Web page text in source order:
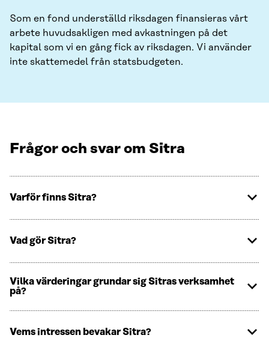
Som en fond underställd riksdagen finansieras vårt
arbete huvudsakligen med avkastningen på det
kapital som vi en gång fick av riksdagen. Vi använder
inte skattemedel från statsbudgeten.
Frågor och svar om Sitra
Varför finns Sitra?
Vad gör Sitra?
Vilka värderingar grundar sig Sitras verksamhet
på?
Vems intressen bevakar Sitra?